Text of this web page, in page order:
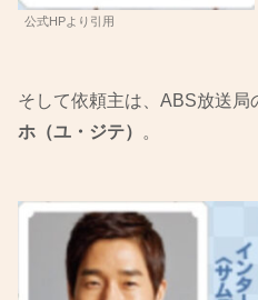
公式HPより引用
そして依頼主は、ABS放送局
ホ（ユ・ジテ）
。